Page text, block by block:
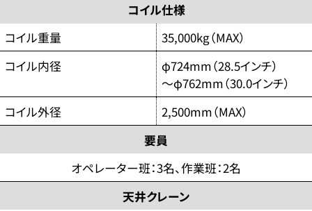
コイル仕様
コイル重量
35,000kg（MAX）
コイル内径
φ724mm（28.5インチ）
～φ762mm（30.0インチ）
コイル外径
2,500mm（MAX）
要員
オペレーター班：3名、作業班：2名
天井クレーン